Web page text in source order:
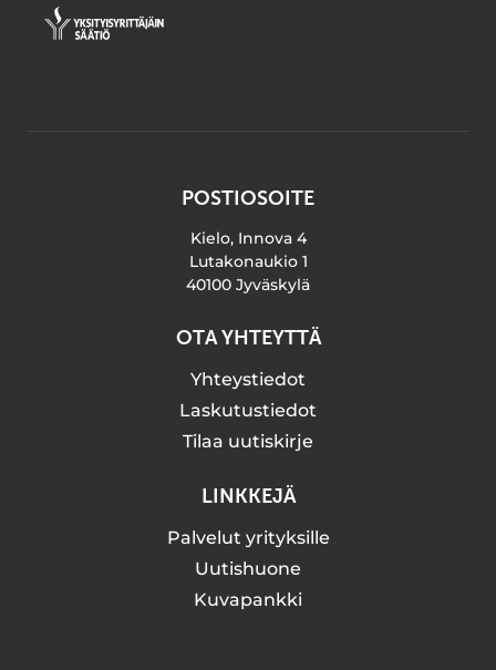
POSTIOSOITE
Kielo, Innova 4
Lutakonaukio 1
40100 Jyväskylä
OTA YHTEYTTÄ
Yhteystiedot
Laskutustiedot
Tilaa uutiskirje
LINKKEJÄ
Palvelut yrityksille
Uutishuone
Kuvapankki